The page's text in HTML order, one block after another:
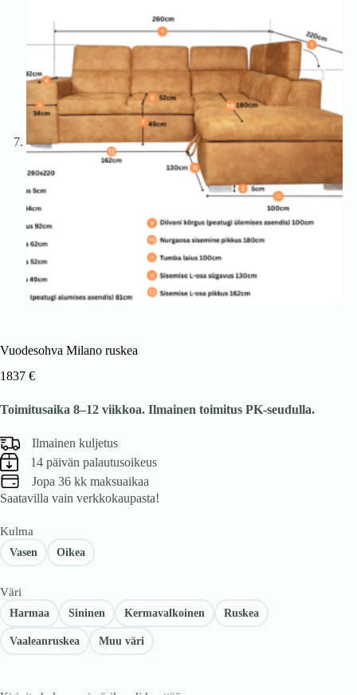
Vuodesohva Milano ruskea
1837 €
Toimitusaika 8–12 viikkoa. Ilmainen toimitus PK-seudulla.
Ilmainen kuljetus
14 päivän palautusoikeus
Jopa 36 kk maksuaikaa
Saatavilla vain verkkokaupasta!
Kulma
Vasen Oikea
Väri
Harmaa Sininen Kermavalkoinen Ruskea
Vaaleanruskea Muu väri